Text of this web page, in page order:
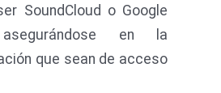
SoundCloud o Google
en la
que sean de acceso